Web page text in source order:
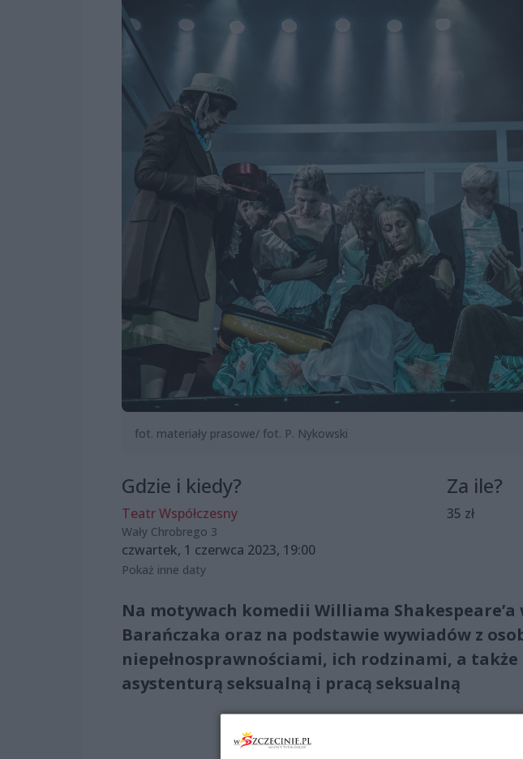
fot. materiały prasowe/ fot. P. Nykowski
Gdzie i kiedy?
Teatr Współczesny
Wały Chrobrego 3
czwartek, 1 czerwca 2023, 19:00
Za ile?
35 zł
Pokaż inne daty
Na motywach komedii Williama Shakespeare’a
Barańczaka oraz na podstawie wywiadów z
niepełnosprawnościami, ich rodzinami, a
asystenturą seksualną i pracą seksualną